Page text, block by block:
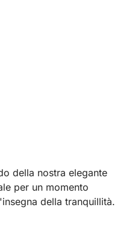
della nostra elegante
per un momento
della tranquillità.
e la serenità di un